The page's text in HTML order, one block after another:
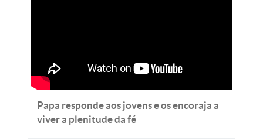
Papa responde aos jovens e os encoraja a
viver a plenitude da fé